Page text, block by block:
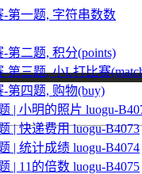
-第一题, 字符串数数
-第二题, 积分(points)
-第三题, 小L打比赛
-第四题, 购物(buy)
| 小明的照片 luogu-
| 快递费用 luogu-B4073
| 统计成绩 luogu-B4074
| 11的倍数 luogu-B4075